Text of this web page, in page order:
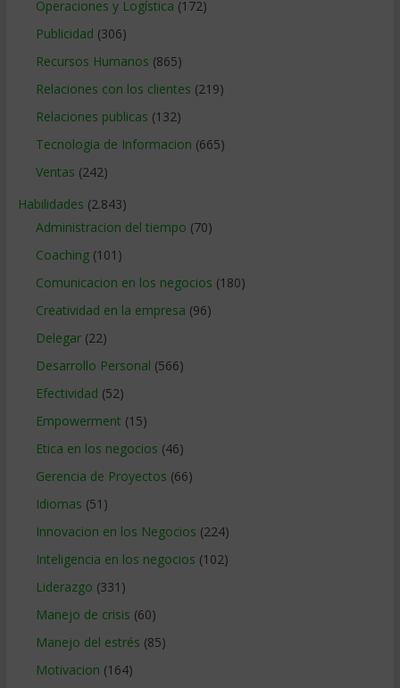
Operaciones y Logística (172)
Publicidad (306)
Recursos Humanos (865)
Relaciones con los clientes (219)
Relaciones publicas (132)
Tecnologia de Informacion (665)
Ventas (242)
Habilidades (2.843)
Administracion del tiempo (70)
Coaching(101)
Comunicacion en los negocios (180)
Creatividad en la empresa (96)
Delegar(22)
Desarrollo Personal (566)
Efectividad (52)
Empowerment (15)
Etica en los negocios (46)
Gerencia de Proyectos (66)
Idiomas (51)
Innovacion en los Negocios (224)
Inteligencia en los negocios (102)
Liderazgo (331)
Manejo de crisis (60)
Manejo del estrés (85)
Motivacion (164)